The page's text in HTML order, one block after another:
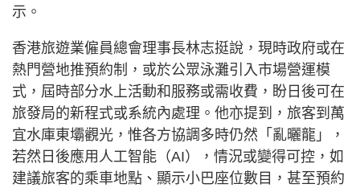
示。
香港旅遊業僱員總會理事長林志挺說，現時政府或在
熱門營地推預約制，或於公眾泳灘引入市場營運模
式，屆時部分水上活動和服務或需收費，盼日後可在
旅發局的新程式或系統內處理。他亦提到，旅客到萬
宜水庫東壩觀光，惟各方協調多時仍然「亂曬龍」，
若然日後應用人工智能（AI），情況或變得可控，如
建議旅客的乘車地點、顯示小巴座位數目，甚至預約